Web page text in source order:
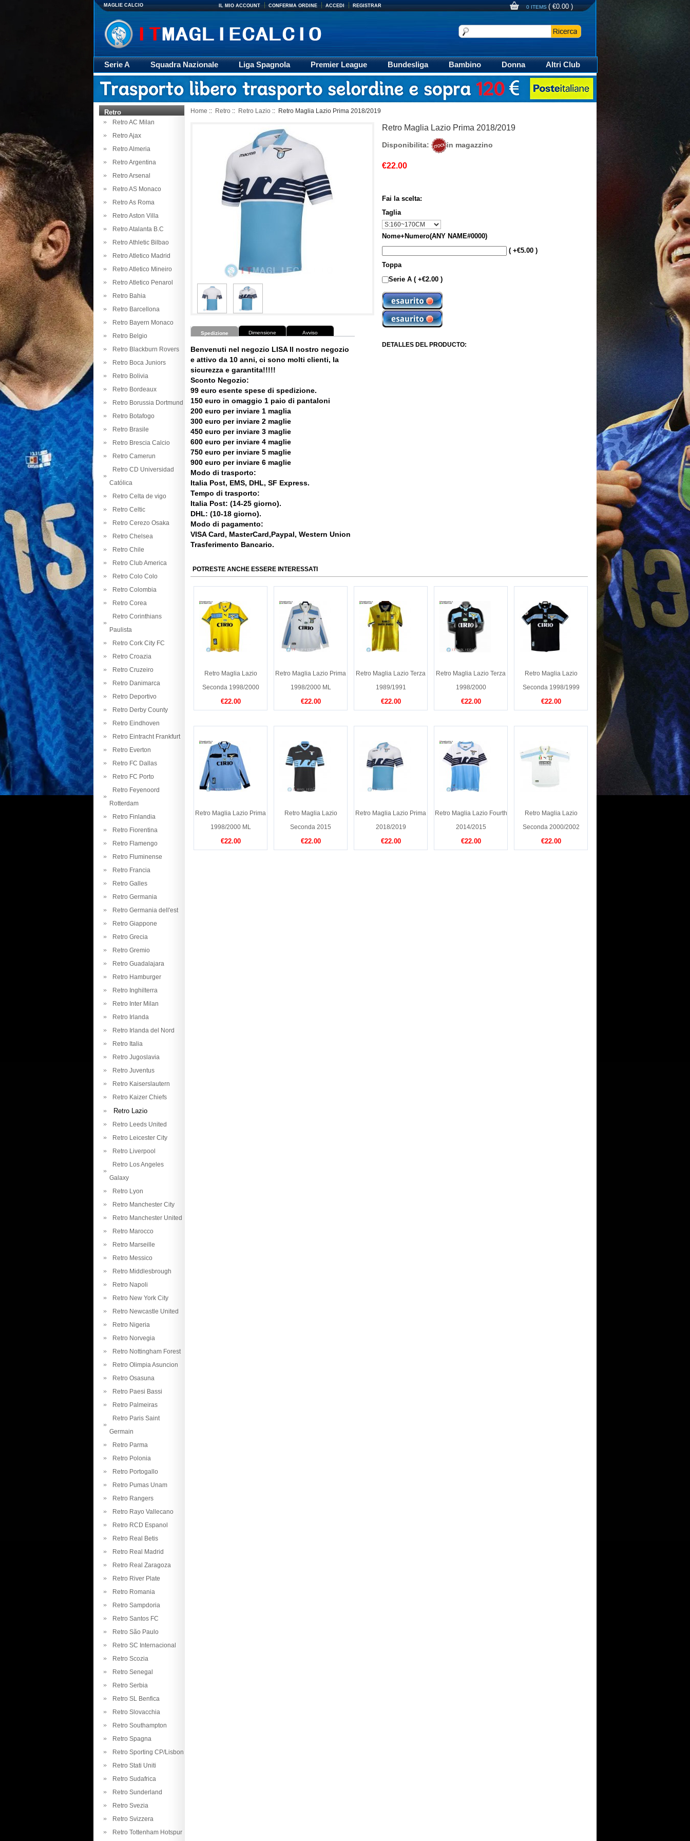
MAGLIE CALCIO IL MIO ACCOUNT CONFERMA ORDINE ACCEDI REGISTRAR 0 ITEMS ( €0.00 )
Serie A Squadra Nazionale Liga Spagnola Premier League Bundesliga Bambino Donna
Altri Club
Giacca
Rugby trasporto Retro Formazione Maglia Calcio Polo
Retro
Retro AC Milan
Retro Ajax
Retro Almeria
Retro Argentina
Retro Arsenal
Retro AS Monaco
Retro As Roma
Retro Aston Villa
Retro Atalanta B.C
Retro Athletic Bilbao
Retro Atletico Madrid
Retro Atletico Mineiro
Retro Atletico Penarol
Retro Bahia
Retro Barcellona
Retro Bayern Monaco
Retro Belgio
Retro Blackburn Rovers
Retro Boca Juniors
Retro Bolivia
Retro Bordeaux
Retro Borussia Dortmund
Retro Botafogo
Retro Brasile
Retro Brescia Calcio
Retro Camerun
Retro CD Universidad
Católica
Retro Celta de vigo
Retro Celtic
Retro Cerezo Osaka
Retro Chelsea
Retro Chile
Retro Club America
Retro Colo Colo
Retro Colombia
Retro Corea
Retro Corinthians
Paulista
Retro Cork City FC
Retro Croazia
Retro Cruzeiro
Retro Danimarca
Retro Deportivo
Retro Derby County
Retro Eindhoven
Retro Eintracht Frankfurt
Retro Everton
Retro FC Dallas
Retro FC Porto
Retro Feyenoord
Rotterdam
Retro Finlandia
Retro Fiorentina
Retro Flamengo
Retro Fluminense
Retro Francia
Retro Galles
Retro Germania
Retro Germania dell'est
Retro Giappone
Retro Grecia
Retro Gremio
Retro Guadalajara
Retro Hamburger
Retro Inghilterra
Retro Inter Milan
Retro Irlanda
Retro Irlanda del Nord
Retro Italia
Retro Jugoslavia
Retro Juventus
Retro Kaiserslautern
Retro Kaizer Chiefs
Retro Lazio
Retro Leeds United
Retro Leicester City
Retro Liverpool
Retro Los Angeles
Galaxy
Retro Lyon
Retro Manchester City
Retro Manchester United
Retro Marocco
Retro Marseille
Retro Messico
Retro Middlesbrough
Retro Napoli
Retro New York City
Retro Newcastle United
Retro Nigeria
Retro Norvegia
Retro Nottingham Forest
Retro Olimpia Asuncion
Retro Osasuna
Retro Paesi Bassi
Retro Palmeiras
Retro Paris Saint
Germain
Retro Parma
Retro Polonia
Retro Portogallo
Retro Pumas Unam
Retro Rangers
Retro Rayo Vallecano
Retro RCD Espanol
Retro Real Betis
Retro Real Madrid
Retro Real Zaragoza
Retro River Plate
Retro Romania
Retro Sampdoria
Retro Santos FC
Retro São Paulo
Retro SC Internacional
Retro Scozia
Retro Senegal
Retro Serbia
Retro SL Benfica
Retro Slovacchia
Retro Southampton
Retro Spagna
Retro Sporting CP/Lisbon
Retro Stati Uniti
Retro Sudafrica
Retro Sunderland
Retro Svezia
Retro Svizzera
Retro Tottenham Hotspur
Home :: Retro :: Retro Lazio :: Retro Maglia Lazio Prima 2018/2019
Spedizione Dimensione Avviso
Benvenuti nel negozio LISA Il nostro negozio
e attivo da 10 anni, ci sono molti clienti, la
sicurezza e garantita!!!!!
Sconto Negozio:
99 euro esente spese di spedizione.
150 euro in omaggio 1 paio di pantaloni
200 euro per inviare 1 maglia
300 euro per inviare 2 maglie
450 euro per inviare 3 maglie
600 euro per inviare 4 maglie
750 euro per inviare 5 maglie
900 euro per inviare 6 maglie
Modo di trasporto:
Italia Post, EMS, DHL, SF Express.
Tempo di trasporto:
Italia Post: (14-25 giorno).
DHL: (10-18 giorno).
Modo di pagamento:
VISA Card, MasterCard,Paypal, Western Union
Trasferimento Bancario.
Retro Maglia Lazio Prima 2018/2019
Disponibilita: in magazzino
€22.00
Fai la scelta:
Taglia
Nome+Numero(ANY NAME#0000)
( +€5.00 )
Toppa
Serie A ( +€2.00 )
DETALLES DEL PRODUCTO:
POTRESTE ANCHE ESSERE INTERESSATI
Retro Maglia Lazio
Seconda 1998/2000
€22.00
Retro Maglia Lazio Prima
1998/2000 ML
€22.00
Retro Maglia Lazio Terza
1989/1991
€22.00
Retro Maglia Lazio Terza
1998/2000
€22.00
Retro Maglia Lazio
Seconda 1998/1999
€22.00
Retro Maglia Lazio Prima
1998/2000 ML
€22.00
Retro Maglia Lazio
Seconda 2015
€22.00
Retro Maglia Lazio Prima
2018/2019
€22.00
Retro Maglia Lazio Fourth
2014/2015
€22.00
Retro Maglia Lazio
Seconda 2000/2002
€22.00